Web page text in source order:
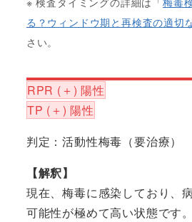
る？ウィンドウ期と再検査の適切
さい。
RPR (＋) 陽性
TP (＋) 陽性
判定：活動性梅毒（要治療）
【解釈】
現在、梅毒に感染しており、
可能性が極めて高い状態です